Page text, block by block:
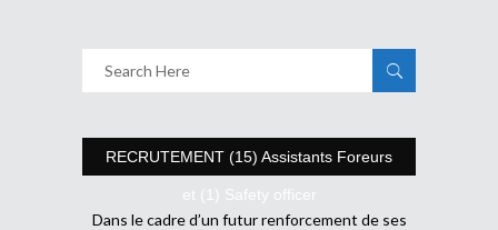
RECRUTEMENT (15) Assistants Foreurs
et (1) Safety officer
Dans le cadre d’un futur renforcement de ses